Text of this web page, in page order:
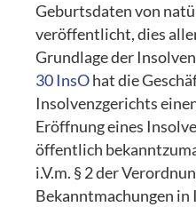
Geburtsdaten von
veröffentlicht, dies
Grundlage der
30 InsOhat die
Insolvenzgerichts
Eröffnung eines
öffentlich
i.V.m. § 2 der
Bekanntmachungen